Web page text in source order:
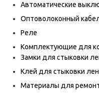
Автоматические
Оптоволоконный
Реле
Комплектующие для
Замки для стыковки
Клей для стыковки
Материалы для